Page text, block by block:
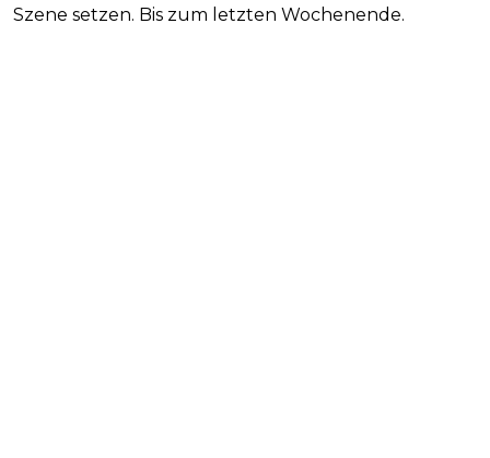
Szene setzen. Bis zum letzten Wochenende.